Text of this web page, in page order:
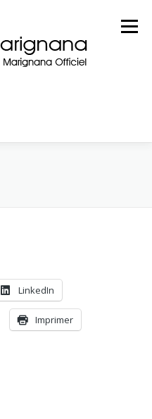
Menu
LinkedIn
Imprimer